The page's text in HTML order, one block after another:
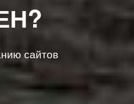
сайтов